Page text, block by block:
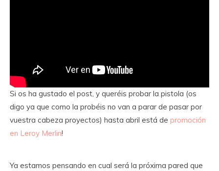
Si os ha gustado el post, y queréis probar la pistola (os
digo ya que como la probéis no van a parar de pasar por
vuestra cabeza proyectos) hasta abril está de promoción
en Leroy Merlin!
Ya estamos pensando en cual será la próxima pared que